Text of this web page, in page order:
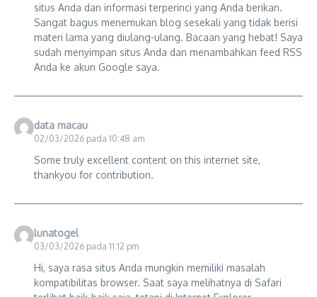
situs Anda dan informasi terperinci yang Anda berikan.
Sangat bagus menemukan blog sesekali yang tidak berisi
materi lama yang diulang-ulang. Bacaan yang hebat! Saya
sudah menyimpan situs Anda dan menambahkan feed RSS
Anda ke akun Google saya.
data macau
02/03/2026 pada 10:48 am
Some truly excellent content on this internet site,
thankyou for contribution.
lunatogel
03/03/2026 pada 11:12 pm
Hi, saya rasa situs Anda mungkin memiliki masalah
kompatibilitas browser. Saat saya melihatnya di Safari